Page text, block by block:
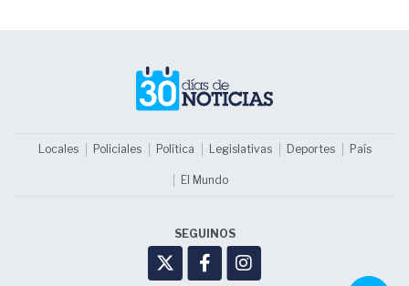
Locales Policiales Política Legislativas Deportes País
El Mundo
SEGUINOS